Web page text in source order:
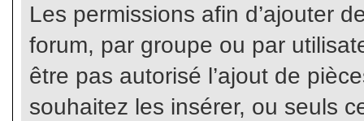
Les permissions afin d’ajouter
forum, par groupe ou par
être pas autorisé l’ajout de
souhaitez les insérer, ou seuls